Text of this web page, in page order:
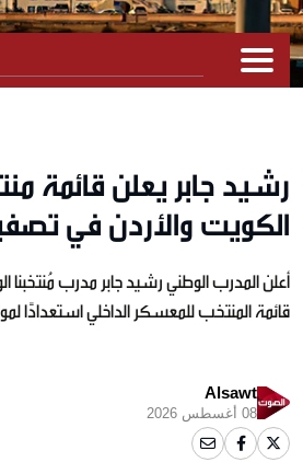
رشيد جابر يعلن قائمة
الكويت والأردن في
أعلن المدرب الوطني رشيد جابر مدرب مُنتخبنا
قائمة المنتخب للمعسكر الداخلي استعدادًا
Alsawt
08 أغسطس 2026